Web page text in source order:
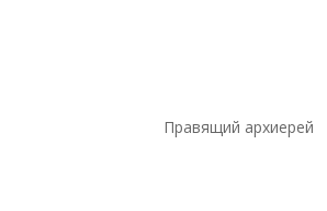
Правящий архиерей